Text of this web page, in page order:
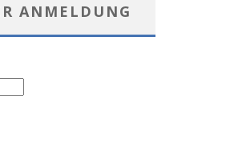
ANMELDUNG